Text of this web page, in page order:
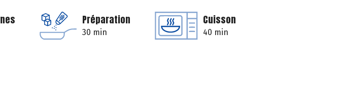
Préparation
30 min
Cuisson
40 min